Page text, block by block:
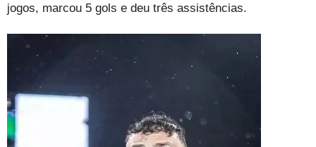
jogos, marcou 5 gols e deu três assistências.